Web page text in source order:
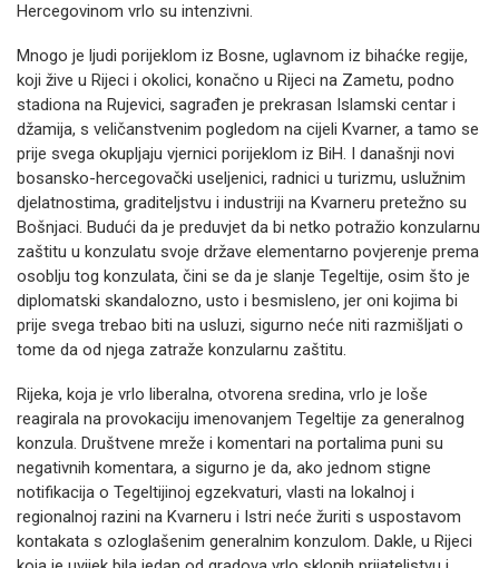
Hercegovinom vrlo su intenzivni.
Mnogo je ljudi porijeklom iz Bosne, uglavnom iz bihaćke regije,
koji žive u Rijeci i okolici, konačno u Rijeci na Zametu, podno
stadiona na Rujevici, sagrađen je prekrasan Islamski centar i
džamija, s veličanstvenim pogledom na cijeli Kvarner, a tamo se
prije svega okupljaju vjernici porijeklom iz BiH. I današnji novi
bosansko-hercegovački useljenici, radnici u turizmu, uslužnim
djelatnostima, graditeljstvu i industriji na Kvarneru pretežno su
Bošnjaci. Budući da je preduvjet da bi netko potražio konzularnu
zaštitu u konzulatu svoje države elementarno povjerenje prema
osoblju tog konzulata, čini se da je slanje Tegeltije, osim što je
diplomatski skandalozno, usto i besmisleno, jer oni kojima bi
prije svega trebao biti na usluzi, sigurno neće niti razmišljati o
tome da od njega zatraže konzularnu zaštitu.
Rijeka, koja je vrlo liberalna, otvorena sredina, vrlo je loše
reagirala na provokaciju imenovanjem Tegeltije za generalnog
konzula. Društvene mreže i komentari na portalima puni su
negativnih komentara, a sigurno je da, ako jednom stigne
notifikacija o Tegeltijinoj egzekvaturi, vlasti na lokalnoj i
regionalnoj razini na Kvarneru i Istri neće žuriti s uspostavom
kontakata s ozloglašenim generalnim konzulom. Dakle, u Rijeci